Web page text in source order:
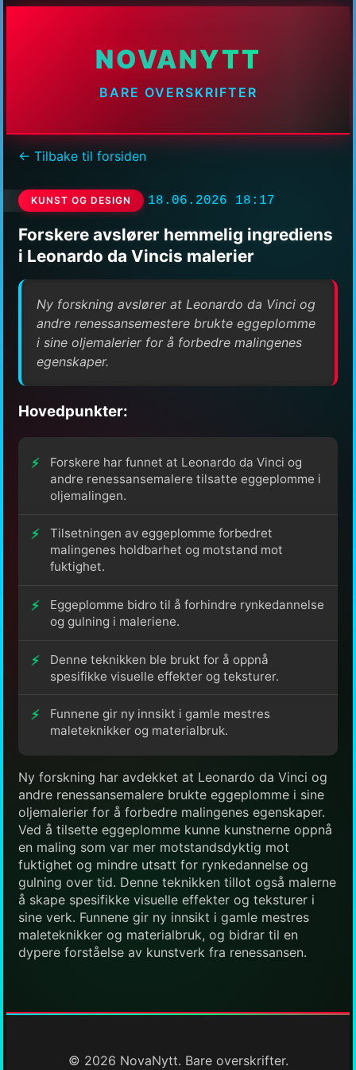
NOVANYTT
BARE OVERSKRIFTER
← Tilbake til forsiden
KUNST OG DESIGN 18.06.2026 18:17
Forskere avslører hemmelig ingrediens
i Leonardo da Vincis malerier
Ny forskning avslører at Leonardo da Vinci og
andre renessansemestere brukte eggeplomme
i sine oljemalerier for å forbedre malingenes
egenskaper.
Hovedpunkter:
Forskere har funnet at Leonardo da Vinci og
andre renessansemalere tilsatte eggeplomme i
oljemalingen.
Tilsetningen av eggeplomme forbedret
malingenes holdbarhet og motstand mot
fuktighet.
Eggeplomme bidro til å forhindre rynkedannelse
og gulning i maleriene.
Denne teknikken ble brukt for å oppnå
spesifikke visuelle effekter og teksturer.
Funnene gir ny innsikt i gamle mestres
maleteknikker og materialbruk.
Ny forskning har avdekket at Leonardo da Vinci og
andre renessansemalere brukte eggeplomme i sine
oljemalerier for å forbedre malingenes egenskaper.
Ved å tilsette eggeplomme kunne kunstnerne oppnå
en maling som var mer motstandsdyktig mot
fuktighet og mindre utsatt for rynkedannelse og
gulning over tid. Denne teknikken tillot også malerne
å skape spesifikke visuelle effekter og teksturer i
sine verk. Funnene gir ny innsikt i gamle mestres
maleteknikker og materialbruk, og bidrar til en
dypere forståelse av kunstverk fra renessansen.
© 2026 NovaNytt. Bare overskrifter.